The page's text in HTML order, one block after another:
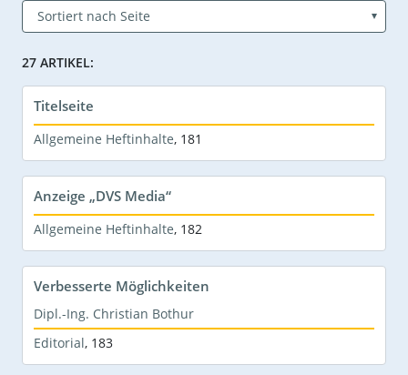
27 ARTIKEL:
Titelseite
Allgemeine Heftinhalte, 181
Anzeige „DVS Media“
Allgemeine Heftinhalte, 182
Verbesserte Möglichkeiten
Dipl.-Ing. Christian Bothur
Editorial, 183